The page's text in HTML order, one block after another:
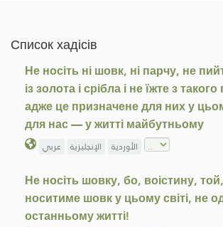
Список хадісів
Не носіть ні шовк, ні парчу, не
із золота і срібла і не їжте з
адже це призначене для них у
для нас — у житті майбутньому
عربي الإنجليزية الأوردية
Не носіть шовку, бо, воістину,
носитиме шовк у цьому світі, не
останньому житті!